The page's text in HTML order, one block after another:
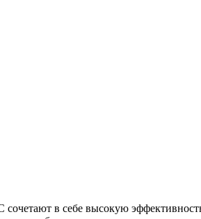
в себе высокую